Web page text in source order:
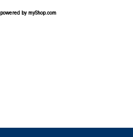
powered by myShop.com